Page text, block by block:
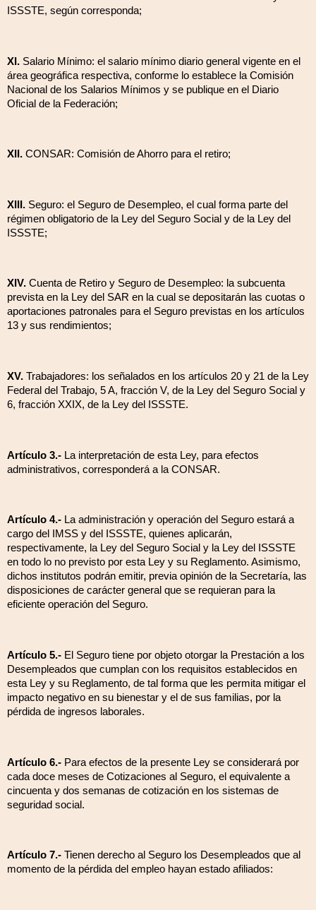
ISSSTE, según corresponda;
XI. Salario Mínimo: el salario mínimo diario general vigente en el
área geográfica respectiva, conforme lo establece la Comisión
Nacional de los Salarios Mínimos y se publique en el Diario
Oficial de la Federación;
XII. CONSAR: Comisión de Ahorro para el retiro;
XIII. Seguro: el Seguro de Desempleo, el cual forma parte del
régimen obligatorio de la Ley del Seguro Social y de la Ley del
ISSSTE;
XIV. Cuenta de Retiro y Seguro de Desempleo: la subcuenta
prevista en la Ley del SAR en la cual se depositarán las cuotas o
aportaciones patronales para el Seguro previstas en los artículos
13 y sus rendimientos;
XV. Trabajadores: los señalados en los artículos 20 y 21 de la Ley
Federal del Trabajo, 5 A, fracción V, de la Ley del Seguro Social y
6, fracción XXIX, de la Ley del ISSSTE.
Artículo 3.- La interpretación de esta Ley, para efectos
administrativos, corresponderá a la CONSAR.
Artículo 4.- La administración y operación del Seguro estará a
cargo del IMSS y del ISSSTE, quienes aplicarán,
respectivamente, la Ley del Seguro Social y la Ley del ISSSTE
en todo lo no previsto por esta Ley y su Reglamento. Asimismo,
dichos institutos podrán emitir, previa opinión de la Secretaría, las
disposiciones de carácter general que se requieran para la
eficiente operación del Seguro.
Artículo 5.- El Seguro tiene por objeto otorgar la Prestación a los
Desempleados que cumplan con los requisitos establecidos en
esta Ley y su Reglamento, de tal forma que les permita mitigar el
impacto negativo en su bienestar y el de sus familias, por la
pérdida de ingresos laborales.
Artículo 6.- Para efectos de la presente Ley se considerará por
cada doce meses de Cotizaciones al Seguro, el equivalente a
cincuenta y dos semanas de cotización en los sistemas de
seguridad social.
Artículo 7.- Tienen derecho al Seguro los Desempleados que al
momento de la pérdida del empleo hayan estado afiliados: